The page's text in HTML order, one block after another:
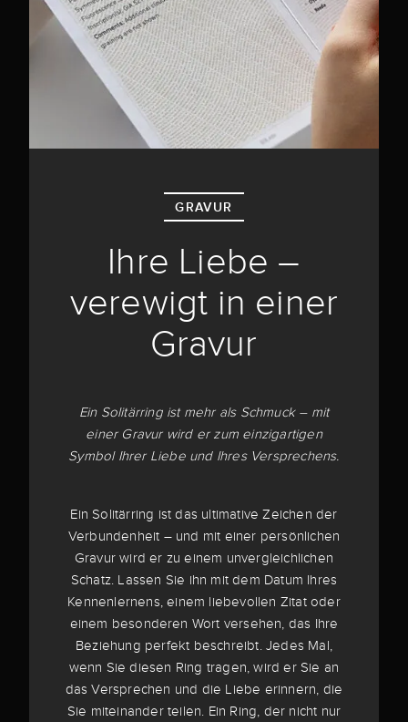
GRAVUR
Ihre Liebe –
verewigt in einer
Gravur
Ein Solitärring ist mehr als Schmuck – mit
einer Gravur wird er zum einzigartigen
Symbol Ihrer Liebe und Ihres Versprechens.
Ein Solitärring ist das ultimative Zeichen der
Verbundenheit – und mit einer persönlichen
Gravur wird er zu einem unvergleichlichen
Schatz. Lassen Sie ihn mit dem Datum Ihres
Kennenlernens, einem liebevollen Zitat oder
einem besonderen Wort versehen, das Ihre
Beziehung perfekt beschreibt. Jedes Mal,
wenn Sie diesen Ring tragen, wird er Sie an
das Versprechen und die Liebe erinnern, die
Sie miteinander teilen. Ein Ring, der nicht nur